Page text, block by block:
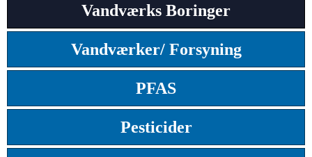
Vandværks Boringer
Vandværker/ Forsyning
PFAS
Pesticider